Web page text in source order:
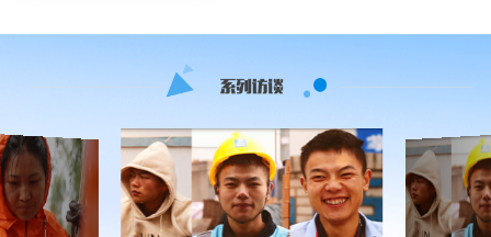
分、口感、规格等，都是很好
来在田间地头继续专注于探究甜瓜
做得更强。